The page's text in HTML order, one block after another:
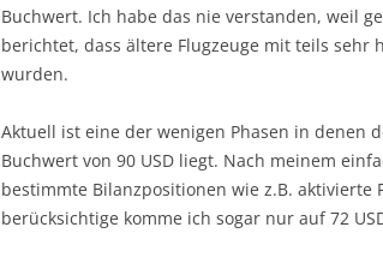
Buchwert. Ich habe das nie verstanden, weil
berichtet, dass ältere Flugzeuge mit teils
wurden.
Aktuell ist eine der wenigen Phasen in denen
Buchwert von 90 USD liegt. Nach meinem
bestimmte Bilanzpositionen wie z.B.
berücksichtige komme ich sogar nur auf 72